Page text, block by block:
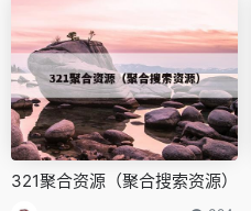
321聚合资源（聚合搜索资源）